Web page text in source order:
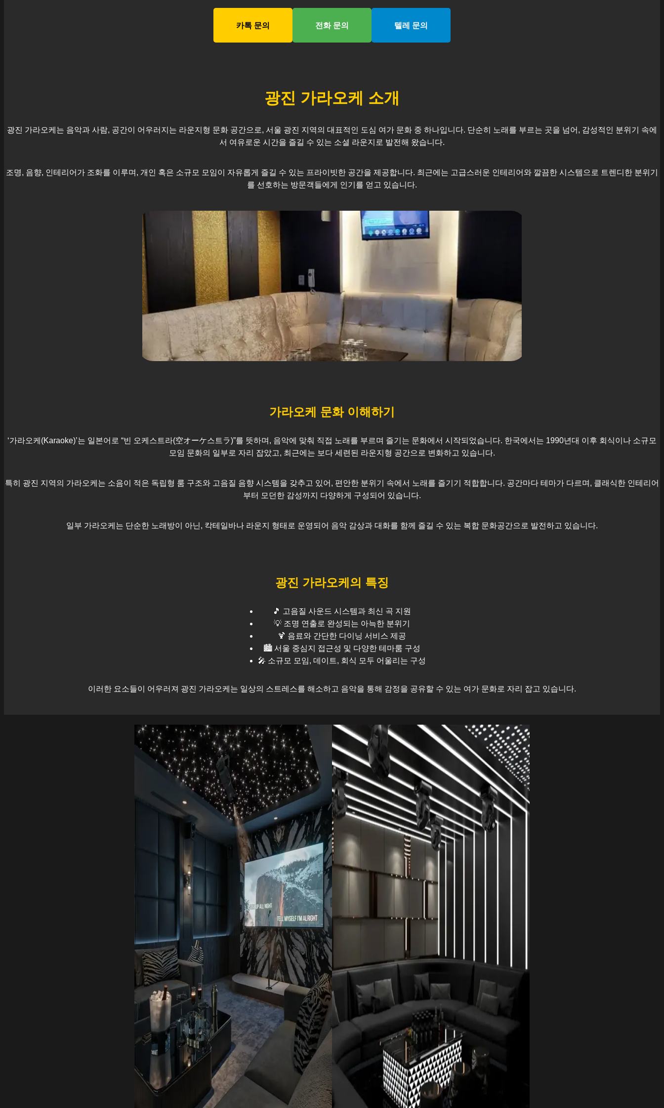
카톡 문의 전화 문의 텔레 문의
광진 가라오케 소개
광진 가라오케는 음악과 사람, 공간이 어우러지는 라운지형 문화 공간으로, 서울 광진 지역의 대표적인 도심 여가 문화 중 하나입니다. 단순히 노래를 부르는 곳을 넘어, 감성적인 분위기 속에
서 여유로운 시간을 즐길 수 있는 소셜 라운지로 발전해 왔습니다.
조명, 음향, 인테리어가 조화를 이루며, 개인 혹은 소규모 모임이 자유롭게 즐길 수 있는 프라이빗한 공간을 제공합니다. 최근에는 고급스러운 인테리어와 깔끔한 시스템으로 트렌디한 분위기
를 선호하는 방문객들에게 인기를 얻고 있습니다.
가라오케 문화 이해하기
‘가라오케(Karaoke)’는 일본어로 “빈 오케스트라(空オーケ스트ラ)”를 뜻하며, 음악에 맞춰 직접 노래를 부르며 즐기는 문화에서 시작되었습니다. 한국에서는 1990년대 이후 회식이나 소규모
모임 문화의 일부로 자리 잡았고, 최근에는 보다 세련된 라운지형 공간으로 변화하고 있습니다.
특히 광진 지역의 가라오케는 소음이 적은 독립형 룸 구조와 고음질 음향 시스템을 갖추고 있어, 편안한 분위기 속에서 노래를 즐기기 적합합니다. 공간마다 테마가 다르며, 클래식한 인테리어
부터 모던한 감성까지 다양하게 구성되어 있습니다.
일부 가라오케는 단순한 노래방이 아닌, 칵테일바나 라운지 형태로 운영되어 음악 감상과 대화를 함께 즐길 수 있는 복합 문화공간으로 발전하고 있습니다.
광진 가라오케의 특징
🎵 고음질 사운드 시스템과 최신 곡 지원
💡 조명 연출로 완성되는 아늑한 분위기
🍹 음료와 간단한 다이닝 서비스 제공
🏙️ 서울 중심지 접근성 및 다양한 테마룸 구성
🎤 소규모 모임, 데이트, 회식 모두 어울리는 구성
이러한 요소들이 어우러져 광진 가라오케는 일상의 스트레스를 해소하고 음악을 통해 감정을 공유할 수 있는 여가 문화로 자리 잡고 있습니다.